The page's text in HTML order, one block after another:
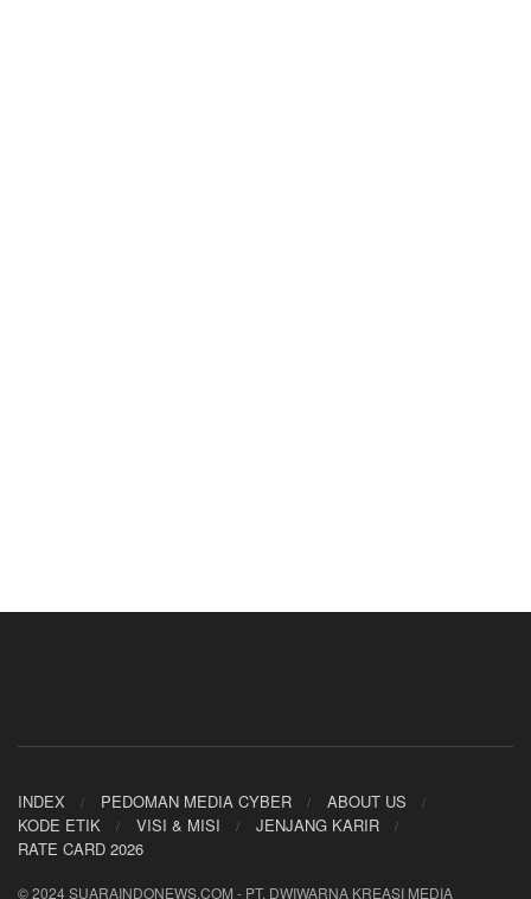
INDEX PEDOMAN MEDIA CYBER
ABOUT US
KODE ETIK
VISI & MISI
JENJANG KARIR
RATE CARD 2026
© 2024 SUARAINDONEWS.COM - PT. DWIWARNA KREASI MEDIA